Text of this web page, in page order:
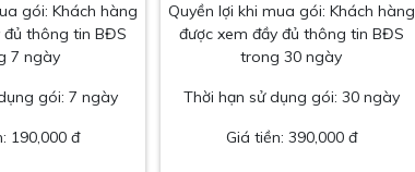
gói: Khách hàng
đủ thông tin BĐS
7 ngày
gói: 7 ngày
190,000 đ
Quyền lợi khi mua gói: Khách hàng
được xem đầy đủ thông tin BĐS
trong 30 ngày
Thời hạn sử dụng gói: 30 ngày
Giá tiền: 390,000 đ